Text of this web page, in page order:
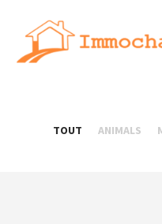
TOUT ANIMALS